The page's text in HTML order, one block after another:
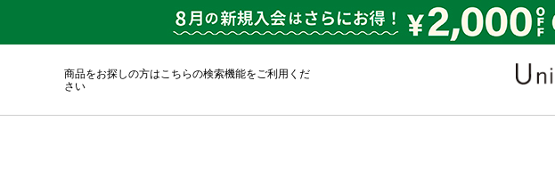
商品をお探しの方はこちらの検索機能をご利用くだ
さい